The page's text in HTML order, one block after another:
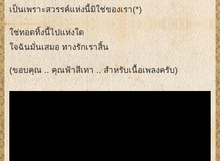
เป็นเพราะสวรรค์แห่งนี้มิใช่ของเรา(*)
ใช่ทอดทิ้งนี้ไปแห่งใด
ใจฉันมั่นเสมอ ทางรักเราสิ้น
(ขอบคุณ .. คุณฟ้าสีเทา .. สำหรับเนื้อเพลงครับ)